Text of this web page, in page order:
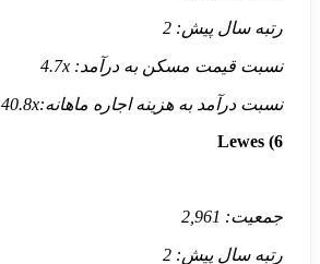
رتبه سال پیش: 2
نسبت قیمت مسکن به درآمد: 4.7x
نسبت درآمد به هزینه اجاره ماهانه:40.8x
6)
Lewes
جمعیت: 2,961
رتبه سال پیش: 2